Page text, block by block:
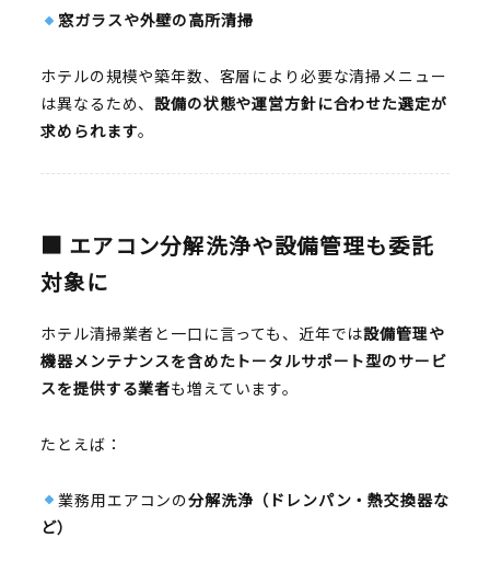
窓ガラスや外壁の高所清掃
ホテルの規模や築年数、客層により必要な清掃メニュー
は異なるため、設備の状態や運営方針に合わせた選定が
求められます。
■ エアコン分解洗浄や設備管理も委託
対象に
ホテル清掃業者と一口に言っても、近年では設備管理や
機器メンテナンスを含めたトータルサポート型のサービ
スを提供する業者も増えています。
たとえば：
業務用エアコンの分解洗浄（ドレンパン・熱交換器な
ど）